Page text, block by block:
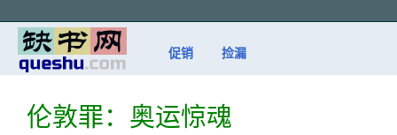
促销 捡漏
伦敦罪：奥运惊魂